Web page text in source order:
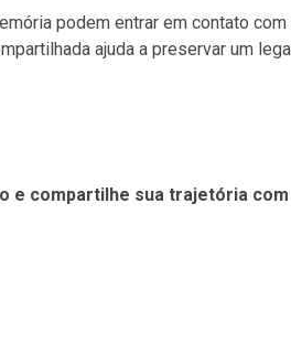
podem entrar em contato com
ajuda a preservar um
e compartilhe sua trajetória